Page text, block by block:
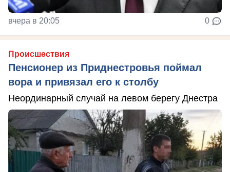
вчера в 20:05 0
Происшествия
Пенсионер из Приднестровья поймал
вора и привязал его к столбу
Неординарный случай на левом берегу Днестра